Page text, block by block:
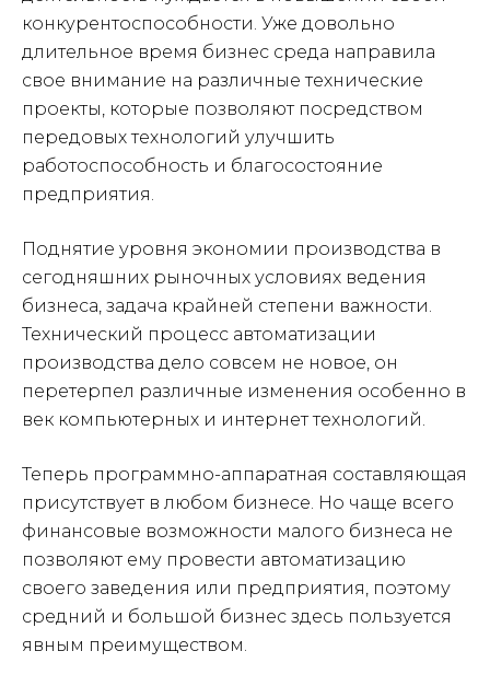
конкурентоспособности. Уже довольно
длительное время бизнес среда направила
свое внимание на различные технические
проекты, которые позволяют посредством
передовых технологий улучшить
работоспособность и благосостояние
предприятия.
Поднятие уровня экономии производства в
сегодняшних рыночных условиях ведения
бизнеса, задача крайней степени важности.
Технический процесс автоматизации
производства дело совсем не новое, он
перетерпел различные изменения особенно в
век компьютерных и интернет технологий.
Теперь программно-аппаратная составляющая
присутствует в любом бизнесе. Но чаще всего
финансовые возможности малого бизнеса не
позволяют ему провести автоматизацию
своего заведения или предприятия, поэтому
средний и большой бизнес здесь пользуется
явным преимуществом.